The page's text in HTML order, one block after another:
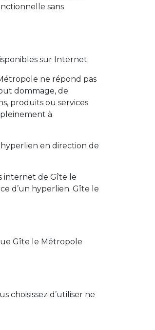
sans
sur Internet.
ne répond pas
dommage, de
produits ou services
à
en direction de
internet de Gîte le
d’un hyperlien. Gîte le
Gîte le Métropole
choisissez d’utiliser ne